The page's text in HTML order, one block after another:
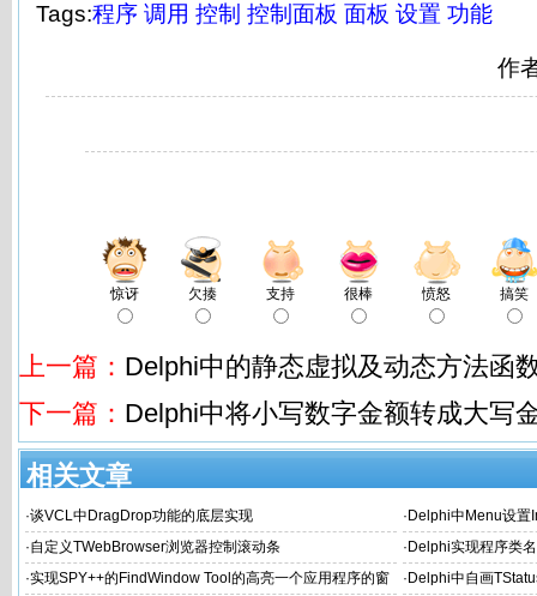
Tags:程序 调用 控制 控制面板 面板 设置 功能
作
惊讶 欠揍 支持 很棒 愤怒 搞笑
上一篇： Delphi中的静态虚拟及动态方法函
下一篇： Delphi中将小写数字金额转成大写
相关文章
·谈VCL中DragDrop功能的底层实现 · Delphi中Menu设置
解决方法
·自定义TWebBrowser浏览器控制滚动条 · Delphi实现程序类
·实现SPY++的FindWindow Tool的高亮一个应用程序的窗
· Delphi中自画